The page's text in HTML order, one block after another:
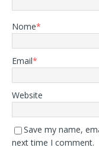
Nome*
Email*
Website
Save my name,
next time I comment.